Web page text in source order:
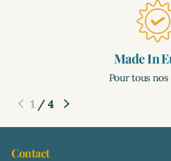
Made In
Pour tous
1 / 4
Contact